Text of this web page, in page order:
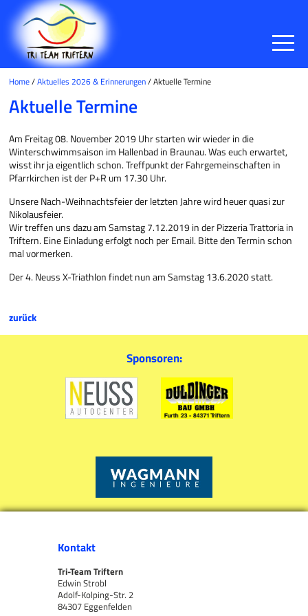
Home/Aktuelles 2026 & Erinnerungen/ Aktuelle Termine
Aktuelle Termine
Am Freitag 08. November 2019 Uhr starten wir wieder in die
Winterschwimmsaison im Hallenbad in Braunau. Was euch erwartet,
wisst ihr ja eigentlich schon. Treffpunkt der Fahrgemeinschaften in
Pfarrkirchen ist der P+R um 17.30 Uhr.
Unsere Nach-Weihnachtsfeier der letzten Jahre wird heuer quasi zur
Nikolausfeier.
Wir treffen uns dazu am Samstag 7.12.2019 in der Pizzeria Trattoria in
Triftern. Eine Einladung erfolgt noch per Email. Bitte den Termin schon
mal vormerken.
Der 4. Neuss X-Triathlon findet nun am Samstag 13.6.2020 statt.
zurück
Sponsoren:
Kontakt
Tri-Team Triftern
Edwin Strobl
Adolf-Kolping-Str. 2
84307 Eggenfelden